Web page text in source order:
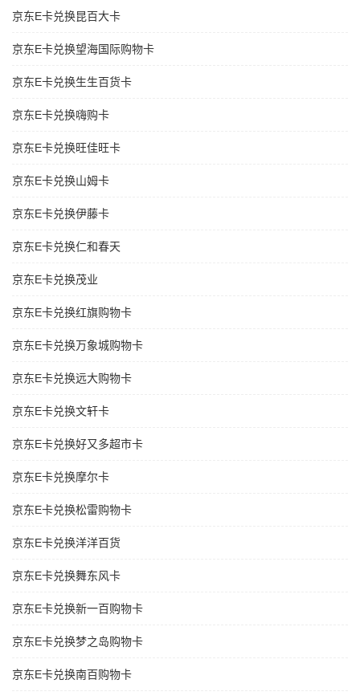
京东E卡兑换昆百大卡
京东E卡兑换望海国际购物卡
京东E卡兑换生生百货卡
京东E卡兑换嗨购卡
京东E卡兑换旺佳旺卡
京东E卡兑换山姆卡
京东E卡兑换伊藤卡
京东E卡兑换仁和春天
京东E卡兑换茂业
京东E卡兑换红旗购物卡
京东E卡兑换万象城购物卡
京东E卡兑换远大购物卡
京东E卡兑换文轩卡
京东E卡兑换好又多超市卡
京东E卡兑换摩尔卡
京东E卡兑换松雷购物卡
京东E卡兑换洋洋百货
京东E卡兑换舞东风卡
京东E卡兑换新一百购物卡
京东E卡兑换梦之岛购物卡
京东E卡兑换南百购物卡